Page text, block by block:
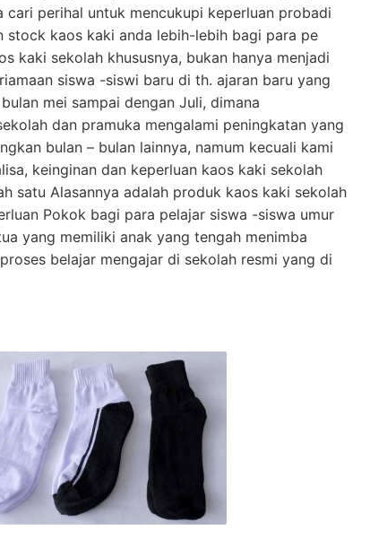
cari perihal untuk mencukupi keperluan probadi
stock kaos kaki anda lebih-lebih bagi para pe
kaki sekolah khususnya, bukan hanya menjadi
siswa -siswi baru di th. ajaran baru yang
mei sampai dengan Juli, dimana
dan pramuka mengalami peningkatan yang
bulan – bulan lainnya, namum kecuali kami
keinginan dan keperluan kaos kaki sekolah
satu Alasannya adalah produk kaos kaki sekolah
Pokok bagi para pelajar siswa -siswa umur
yang memiliki anak yang tengah menimba
belajar mengajar di sekolah resmi yang di